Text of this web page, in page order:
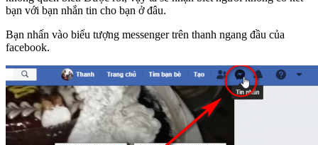
bạn với bạn nhắn tin cho bạn ở đâu.
Bạn nhấn vào biểu tượng messenger trên thanh ngang đầu của
facebook.